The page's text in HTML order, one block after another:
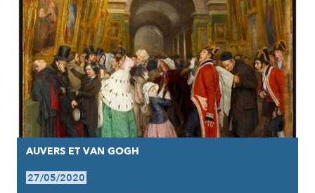
AUVERS ET VAN GOGH
27/05/2020